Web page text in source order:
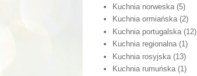
Kuchnia norweska (5)
Kuchnia ormiańska (2)
Kuchnia portugalska (12)
Kuchnia regionalna (1)
Kuchnia rosyjska (13)
Kuchnia rumuńska (1)